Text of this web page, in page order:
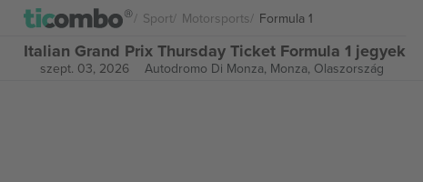
Sport Motorsports Formula 1
Italian Grand Prix Thursday Ticket Formula 1 jegyek
szept. 03, 2026 Autodromo Di Monza, Monza, Olaszország